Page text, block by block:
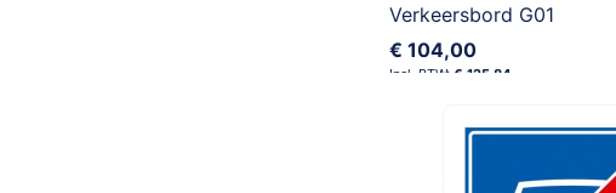
Verkeersbord G01
€ 104,00
€ 125,84